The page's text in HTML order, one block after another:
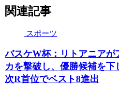
関連記事
スポーツ
バスケW杯：リトアニアが
カを撃破し、優勝候補を下
次R首位でベスト8進出